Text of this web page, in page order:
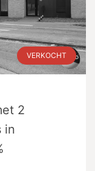
VERKOCHT
2
in